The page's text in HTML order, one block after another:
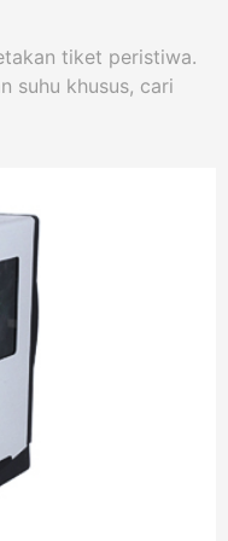
tiket peristiwa.
suhu khusus, cari